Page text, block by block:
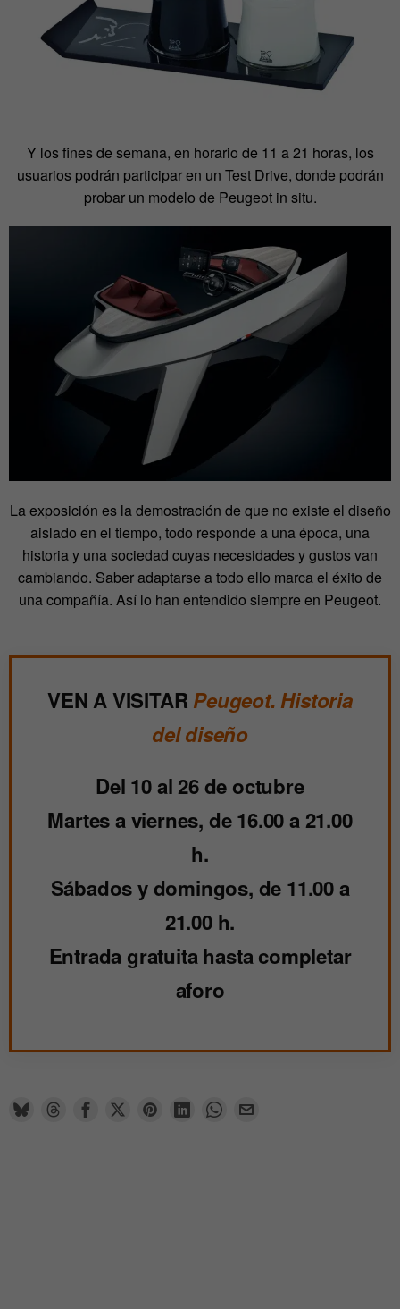
Y los fines de semana, en horario de 11 a 21 horas, los
usuarios podrán participar en un Test Drive, donde podrán
probar un modelo de Peugeot in situ.
La exposición es la demostración de que no existe el diseño
aislado en el tiempo, todo responde a una época, una
historia y una sociedad cuyas necesidades y gustos van
cambiando. Saber adaptarse a todo ello marca el éxito de
una compañía. Así lo han entendido siempre en Peugeot.
VEN A VISITAR Peugeot. Historia
del diseño
Del 10 al 26 de octubre
Martes a viernes, de 16.00 a 21.00
h.
Sábados y domingos, de 11.00 a
21.00 h.
Entrada gratuitahasta completar
aforo